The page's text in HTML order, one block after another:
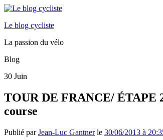
Le blog cycliste
La passion du vélo
Blog
30 Juin
TOUR DE FRANCE/ ÉTAPE
course
Publié parJean-Luc Gantnerle 30/06/2013 à